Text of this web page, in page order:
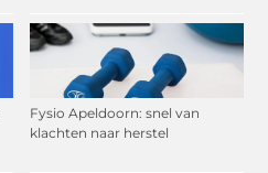
Fysio Apeldoorn: snel van
klachten naar herstel